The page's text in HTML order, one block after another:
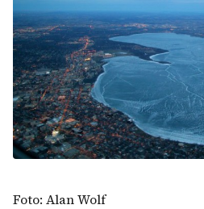
Foto: Alan Wolf